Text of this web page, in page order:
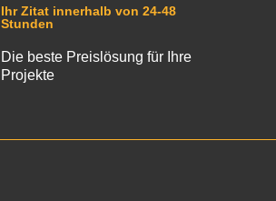
Ihr Zitat innerhalb von 24-48
Stunden
Die beste Preislösung für Ihre
Projekte